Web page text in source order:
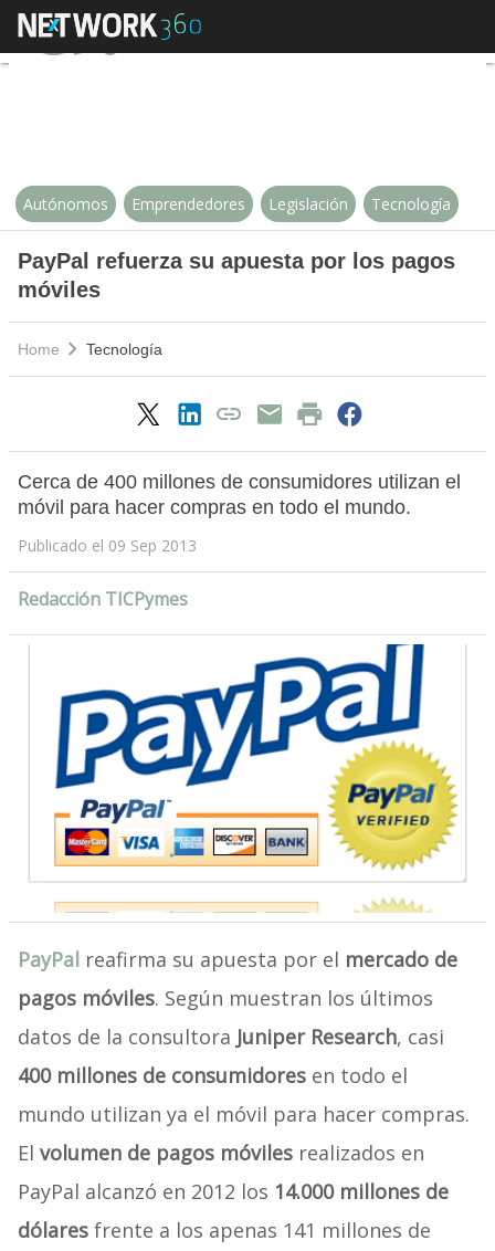
PayPal refuerza su apuesta por
Autónomos Emprendedores Legislación Tecnología
PayPal refuerza su apuesta por los pagos
móviles
Home Tecnología
Cerca de 400 millones de consumidores utilizan el
móvil para hacer compras en todo el mundo.
Publicado el 09 Sep 2013
Redacción TICPymes
PayPalreafirma su apuesta por el mercado de
pagos móviles. Según muestran los últimos
datos de la consultora Juniper Research, casi
400 millones de consumidoresen todo el
mundo utilizan ya el móvil para hacer compras.
El volumen de pagos móvilesrealizados en
PayPal alcanzó en 2012 los 14.000 millones de
dólaresfrente a los apenas 141 millones de